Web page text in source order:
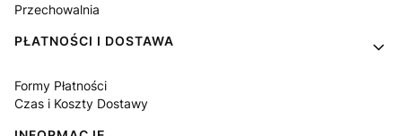
Przechowalnia
PŁATNOŚCI I DOSTAWA
Formy Płatności
Czas i Koszty Dostawy